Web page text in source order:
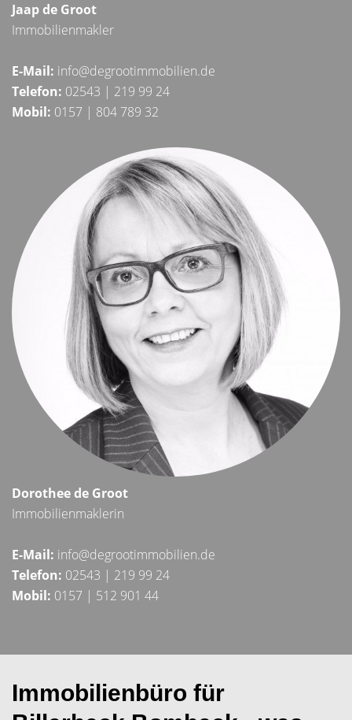
Jaap de Groot
Immobilienmakler
E-Mail: info@degrootimmobilien.de
Telefon: 02543 | 219 99 24
Mobil: 0157 | 804 789 32
Dorothee de Groot
Immobilienmaklerin
E-Mail: info@degrootimmobilien.de
Telefon: 02543 | 219 99 24
Mobil: 0157 | 512 901 44
Immobilienbüro für